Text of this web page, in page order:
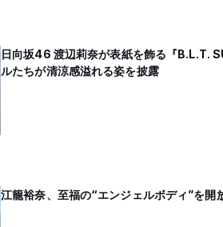
日向坂46 渡辺莉奈が表紙を飾る『B.L.T.
ルたちが清涼感溢れる姿を披露
江籠裕奈、至福の“エンジェルボディ”を